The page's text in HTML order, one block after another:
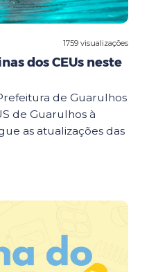
1759 visualizações
dos CEUs neste
de Guarulhos
de Guarulhos à
as atualizações das